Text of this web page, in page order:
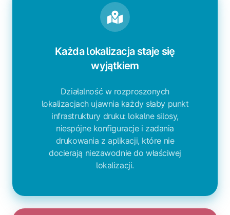
Każda lokalizacja staje się
wyjątkiem
Działalność w rozproszonych
lokalizacjach ujawnia każdy słaby punkt
infrastruktury druku: lokalne silosy,
niespójne konfiguracje i zadania
drukowania z aplikacji, które nie
docierają niezawodnie do właściwej
lokalizacji.